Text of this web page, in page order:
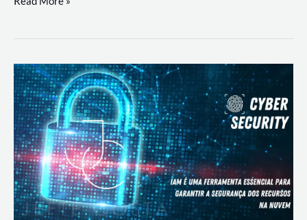
Prática:
Desenvolvimento,
Segurança
e
Operações